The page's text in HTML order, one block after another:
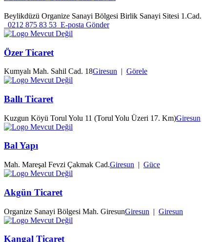
Beylikdüzü Organize Sanayi Bölgesi Birlik Sanayi Sitesi
0212 875 83 53 E-posta Gönder
Özer Ticaret
Kumyalı Mah. Sahil Cad. 18Giresun | Görele
Ballı Ticaret
Kuzgun Köyü Torul Yolu 11 (Torul Yolu Üzeri 17. Km)Giresun
Bal Yapı
Mah. Mareşal Fevzi Çakmak Cad.Giresun | Güce
Akgün Ticaret
Organize Sanayi Bölgesi Mah. GiresunGiresun | Giresun
Kangal Ticaret